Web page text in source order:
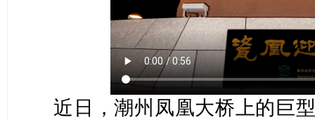
近日，潮州凤凰大桥上的巨